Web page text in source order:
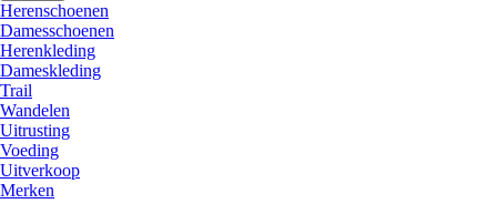
Herenschoenen
Damesschoenen
Herenkleding
Dameskleding
Trail
Wandelen
Uitrusting
Voeding
Uitverkoop
Merken